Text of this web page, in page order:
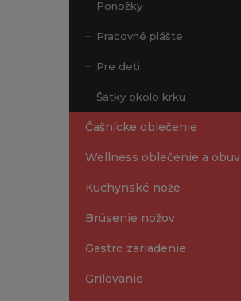
Ponožky
Pracovné plášte
Pre deti
Šatky okolo krku
Čašnícke oblečenie
Wellness oblečenie a obuv
Kuchynské nože
Brúsenie nožov
Gastro zariadenie
Grilovanie